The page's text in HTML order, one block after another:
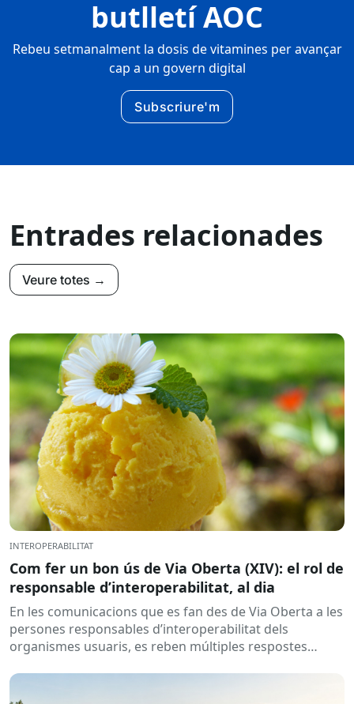
butlletí AOC
Rebeu setmanalment la dosis de vitamines per avançar
cap a un govern digital
Subscriure'm
Entrades relacionades
Veure totes →
INTEROPERABILITAT
Com fer un bon ús de Via Oberta (XIV): el rol de
responsable d’interoperabilitat, al dia
En les comunicacions que es fan des de Via Oberta a les
persones responsables d’interoperabilitat dels
organismes usuaris, es reben múltiples respostes